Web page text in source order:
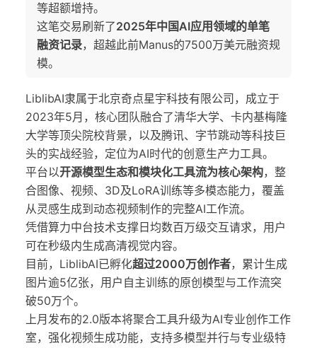
等超额增持。
这笔交易刷新了2025年中国AI应用领域的单笔
融资记录，超越此前Manus的7500万美元融资规
模。
LiblibAI隶属于北京奇点星宇科技有限公司，成立于
2023年5月，核心团队融合了清华大学、卡内基梅隆
大学等顶尖院校背景，以及腾讯、字节跳动等科技巨
头的实战经验，定位为AI时代的创意生产力工具。
平台以开源模型生态和模块化工具流为核心架构，整
合图像、视频、3D及LoRA训练等多模态能力，覆盖
从灵感生成到动态视频制作的完整AI工作流。
凭借算力中台技术支撑日均数百万级交互请求，用户
可在秒级内生成高清视觉内容。
目前，LiblibAI已孵化超过2000万创作者，累计生成
图片逾5亿张，用户自主训练的原创模型与工作流突
破50万个。
上月发布的2.0版本将聚合工具升级为AI专业创作工作
室，强化视频生成功能，支持多模型并行与专业级特